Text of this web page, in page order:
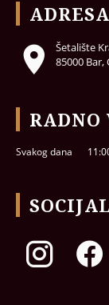
ADRESA
Šetalište
85000 Bar,
RADNO
Svakog dana